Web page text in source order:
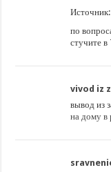
Источник:
по
стучите
vivod iz
вывод из
на дому в